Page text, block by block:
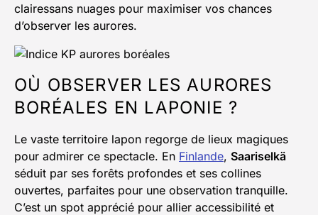
clairessans nuages pour maximiser vos chances
d’observer les aurores.
OÙ OBSERVER LES AURORES
BORÉALES EN LAPONIE ?
Le vaste territoire lapon regorge de lieux magiques
pour admirer ce spectacle. En Finlande, Saariselkä
séduit par ses forêts profondes et ses collines
ouvertes, parfaites pour une observation tranquille.
C’est un spot apprécié pour allier accessibilité et